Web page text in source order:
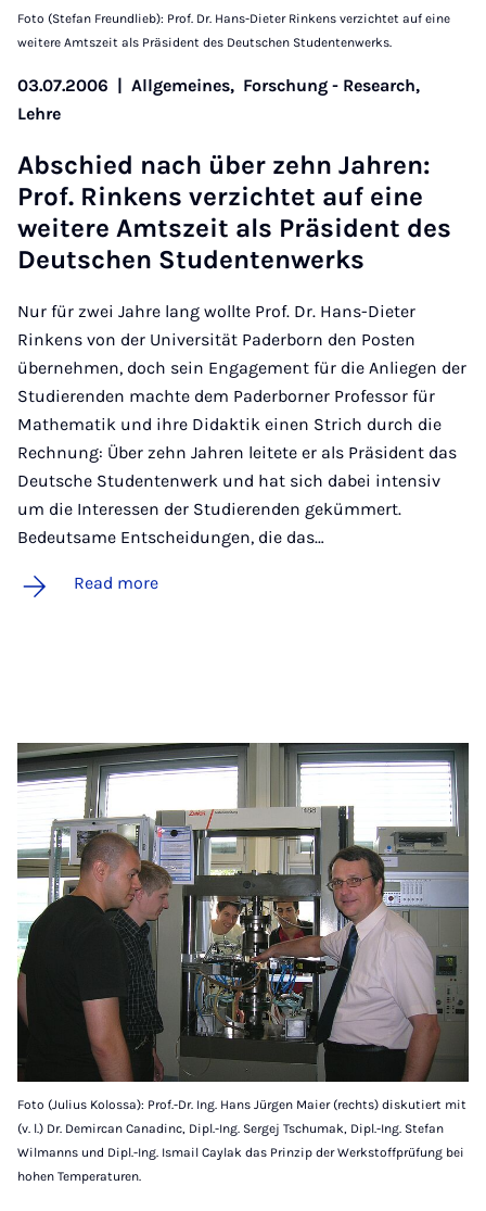
Foto (Stefan Freundlieb): Prof. Dr. Hans-Dieter Rinkens verzichtet auf eine
weitere Amtszeit als Präsident des Deutschen Studentenwerks.
03.07.2006 Allgemeines, Forschung - Research,
Lehre
Ab­schied nach über zehn Jahren:
Prof. Rinkens ver­zichtet auf eine
weit­ere Amt­szeit als Präsid­ent des
Deutschen Stu­den­ten­werks
Nur für zwei Jahre lang wollte Prof. Dr. Hans-Dieter
Rinkens von der Universität Paderborn den Posten
übernehmen, doch sein Engagement für die Anliegen der
Studierenden machte dem Paderborner Professor für
Mathematik und ihre Didaktik einen Strich durch die
Rechnung: Über zehn Jahren leitete er als Präsident das
Deutsche Studentenwerk und hat sich dabei intensiv
um die Interessen der Studierenden gekümmert.
Bedeutsame Entscheidungen, die das…
Read more
Foto (Julius Kolossa): Prof.-Dr. Ing. Hans Jürgen Maier (rechts) diskutiert mit
(v. l.) Dr. Demircan Canadinc, Dipl.-Ing. Sergej Tschumak, Dipl.-Ing. Stefan
Wilmanns und Dipl.-Ing. Ismail Caylak das Prinzip der Werkstoffprüfung bei
hohen Temperaturen.